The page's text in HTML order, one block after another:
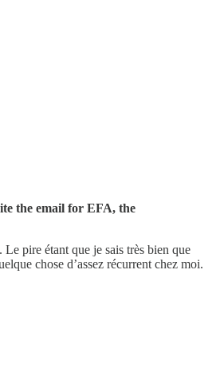
the email for EFA, the
pire étant que je sais très bien que
chose d’assez récurrent chez moi.